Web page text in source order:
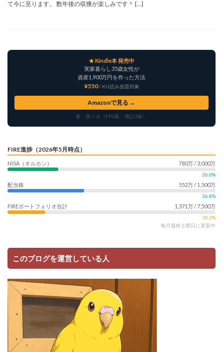
て今に至ります。 数年後の収獲が楽しみです＾ […]
★ Kindle本 発売中
実家暮らし35歳女性が
資産1,900万円を作った方法
¥550 / KU読み放題対象
Amazonで見る →
著：泉リオ（FP3級・簿記3級）
FIRE進捗（2026年5月時点）
NISA（オルカン） 780万 / 3,000万
26.0%
配当株 552万 / 1,500万
36.8%
FIREポートフォリオ合計 1,371万 / 7,500万
18.2%
毎月最終土曜日に更新中
このブログを運営している人